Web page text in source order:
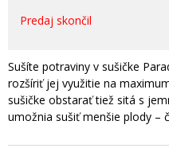
Predaj skončil
Sušíte potraviny v sušičke
rozšíriť jej využitie na
sušičke obstarať tiež sitá s
umožnia sušiť menšie plody –